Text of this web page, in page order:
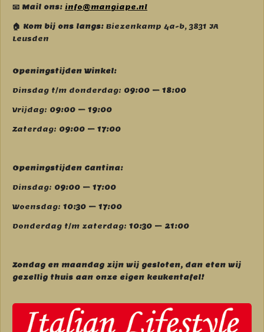
📧 Mail ons: info@mangiape.nl
🏠 Kom bij ons langs: Biezenkamp 4a-b, 3831 JA
Leusden
Openingstijden Winkel:
Dinsdag t/m donderdag: 09:00 – 18:00
Vrijdag: 09:00 – 19:00
Zaterdag: 09:00 – 17:00
Openingstijden Cantina:
Dinsdag: 09:00 – 17:00
Woensdag: 10:30 – 17:00
Donderdag t/m zaterdag: 10:30 – 21:00
Zondag en maandag zijn wij gesloten, dan eten wij
gezellig thuis aan onze eigen keukentafel!